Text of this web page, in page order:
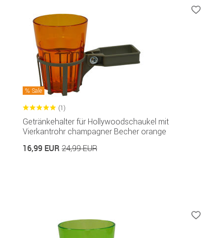
Sale
(1)
Getränkehalter für Hollywoodschaukel mit
Vierkantrohr champagner Becher orange
16,99 EUR 24,99 EUR